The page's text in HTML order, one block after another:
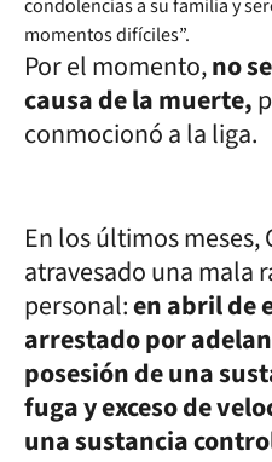
condolencias a su familia y
momentos difíciles”.
Por el momento,no
causa de la muerte,
conmocionó a la liga.
En los últimos meses,
atravesado una mala
personal:en abril de
arrestado por
posesión de una
fuga y exceso de
una sustancia